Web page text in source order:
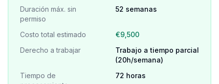
Duración máx. sin
permiso
52 semanas
Costo total estimado
€9,500
Derecho a trabajar
Trabajo a tiempo parcial
(20h/semana)
Tiempo de
72 horas